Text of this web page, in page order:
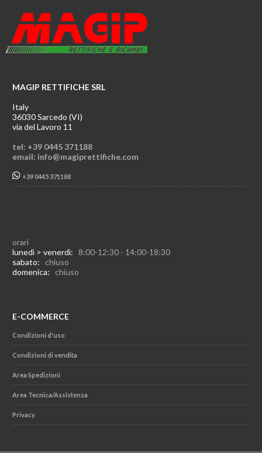
MAGIP RETTIFICHE SRL
Italy
36030 Sarcedo (VI)
via del Lavoro 11
tel: +39 0445 371188
email: info@magiprettifiche.com
+39 0445 371188
orari
lunedì > venerdì: 8:00-12:30 - 14:00-18:30
sabato: chiuso
domenica: chiuso
E-COMMERCE
Condizioni d'uso
Condizioni di vendita
Area Spedizioni
Area Tecnica/Assistenza
Privacy